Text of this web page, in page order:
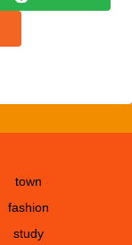
town
fashion
study